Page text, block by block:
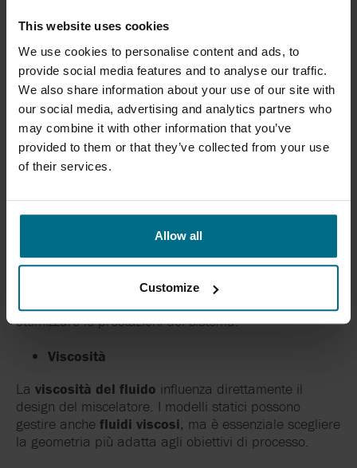
This website uses cookies
We use cookies to personalise content and ads, to
provide social media features and to analyse our traffic.
We also share information about your use of our site with
our social media, advertising and analytics partners who
may combine it with other information that you’ve
provided to them or that they’ve collected from your use
of their services.
Allow all
Customize
IMPORTANTI NELLA
SELEZIONE DI MISCELATORI
STATICI
La scelta delmiscelatore statico industrialepiù
adatto è fondamentale per garantire
principali fattori da considerare:
Il miscelatore deve essere in grado di gestire ilflusso
per assicurare una miscelazione efficace e
ottimizzare le prestazioni del sistema.
Viscosità
La viscosità del fluido influenza direttamente il
design del miscelatore. I modelli statici possono
gestire anche fluidi viscosi, ma è essenziale scegliere
la geometria più adatta agli obiettivi di processo.